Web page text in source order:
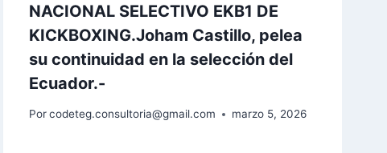
NACIONAL SELECTIVO EKB1 DE
KICKBOXING.Joham Castillo, pelea
su continuidad en la selección del
Ecuador.-
Por codeteg.consultoria@gmail.com marzo 5, 2026